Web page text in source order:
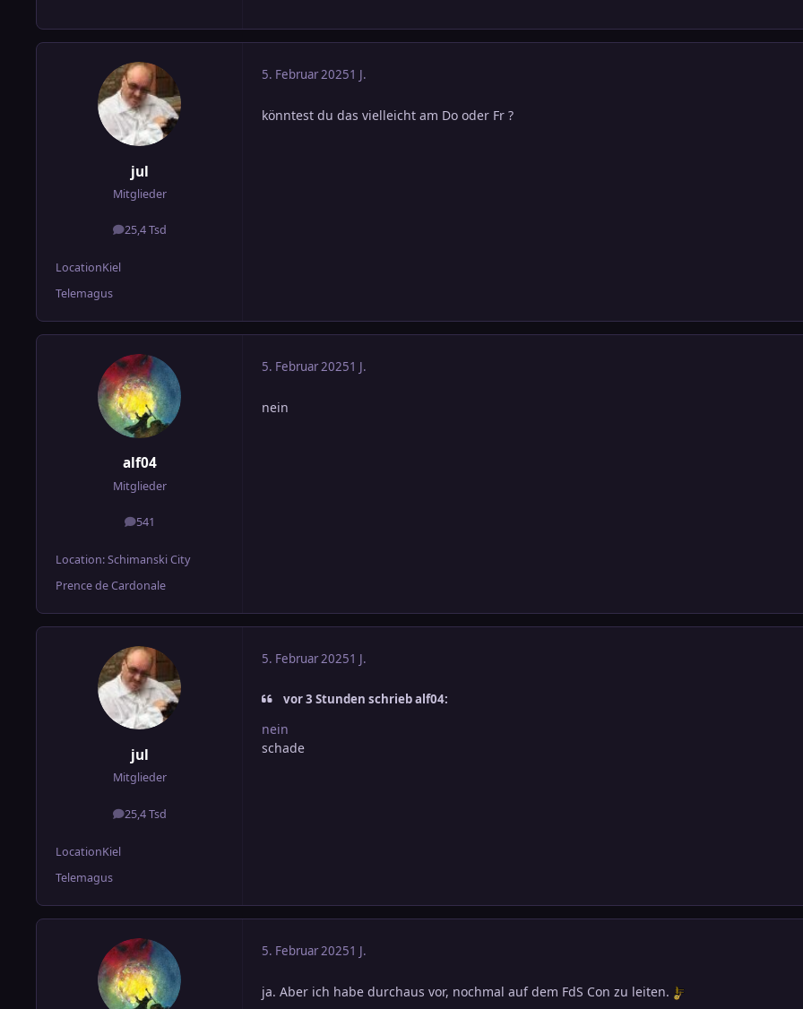
jul
Mitglieder
25,4 Tsd
Beiträge
LocationKiel
Telemagus
5. Februar 20251 J.
könntest du das vielleicht am Do oder Fr ?
alf04
Mitglieder
541
Beiträge
Location: Schimanski City
Prence de Cardonale
5. Februar 20251 J.
nein
jul
Mitglieder
25,4 Tsd
Beiträge
LocationKiel
Telemagus
5. Februar 20251 J.
vor 3 Stunden schrieb alf04:
nein
schade
5. Februar 20251 J.
ja. Aber ich habe durchaus vor, nochmal auf dem FdS Con zu leiten.